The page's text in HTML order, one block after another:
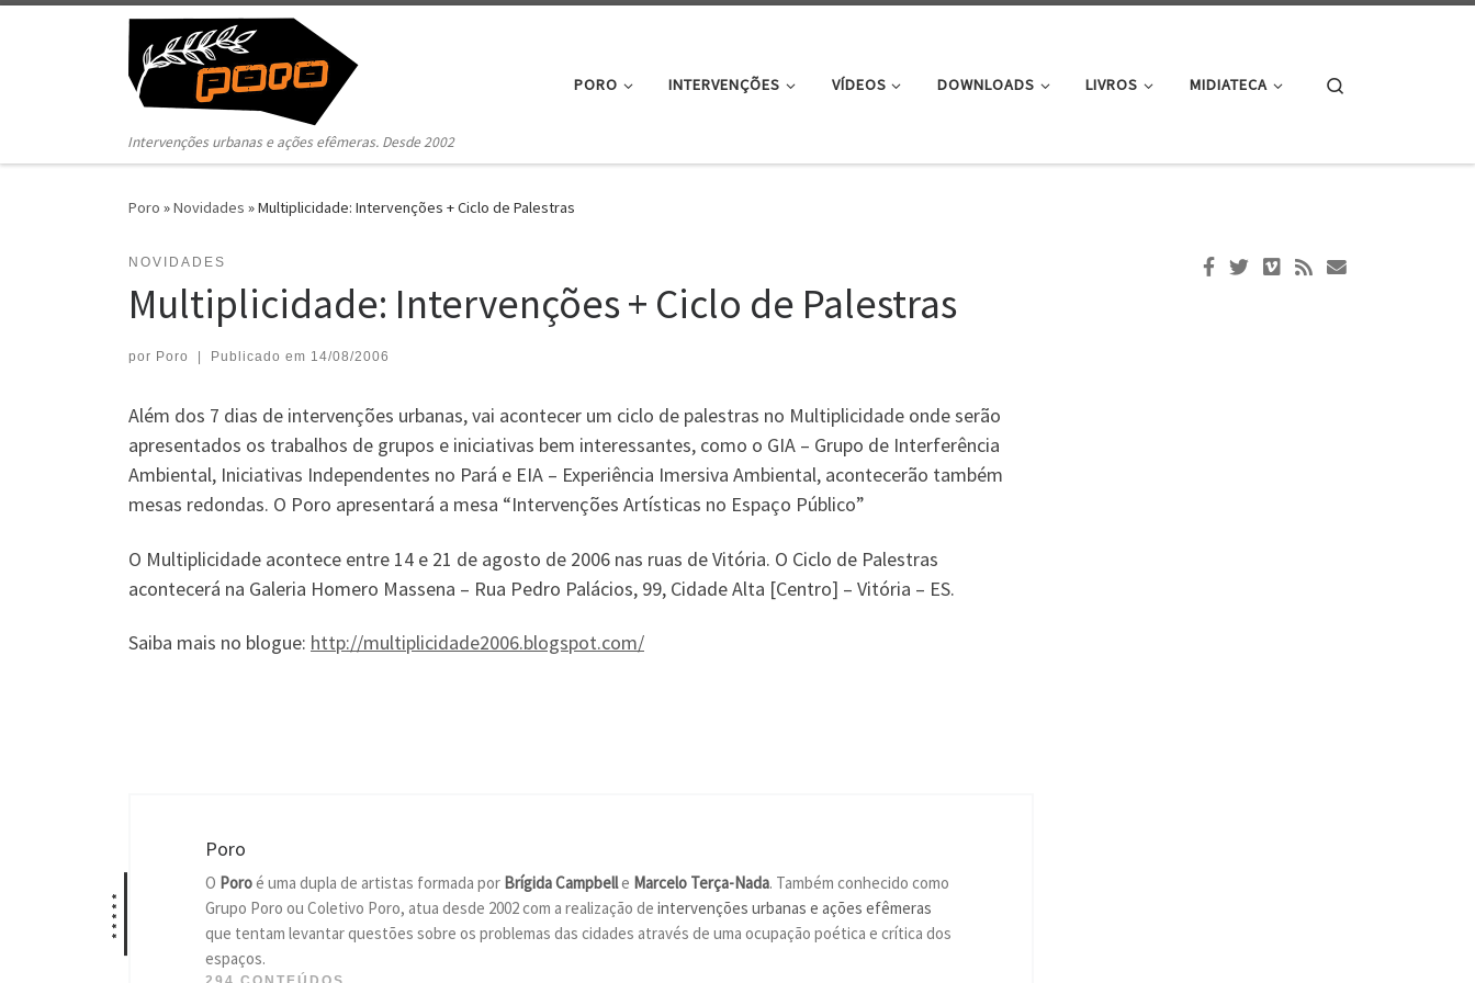
Pular para o conteúdo
Intervenções urbanas e ações efêmeras. Desde 2002
PORO INTERVENÇÕES VÍDEOS DOWNLOADS LIVROS MIDIATECA
Poro »Novidades »Multiplicidade: Intervenções + Ciclo de Palestras
NOVIDADES
Multiplicidade: Intervenções + Ciclo de Palestras
por Poro Publicado em 14/08/2006
Além dos 7 dias de intervenções urbanas, vai acontecer um ciclo de palestras no Multiplicidade onde serão
apresentados os trabalhos de grupos e iniciativas bem interessantes, como o GIA – Grupo de Interferência
Ambiental, Iniciativas Independentes no Pará e EIA – Experiência Imersiva Ambiental, acontecerão também
mesas redondas. O Poro apresentará a mesa “Intervenções Artísticas no Espaço Público”
O Multiplicidade acontece entre 14 e 21 de agosto de 2006 nas ruas de Vitória. O Ciclo de Palestras
acontecerá na Galeria Homero Massena – Rua Pedro Palácios, 99, Cidade Alta [Centro] – Vitória – ES.
Saiba mais no blogue: http://multiplicidade2006.blogspot.com/
*****
Poro
O Poroé uma dupla de artistas formada por Brígida Campbelle Marcelo Terça-Nada. Também conhecido como
Grupo Poro ou Coletivo Poro, atua desde 2002 com a realização de intervenções urbanas e ações efêmeras
que tentam levantar questões sobre os problemas das cidades através de uma ocupação poética e crítica dos
espaços.